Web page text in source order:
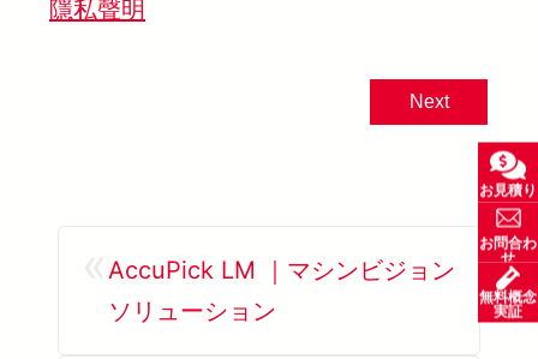
隱私聲明
Next
AccuPick LM ｜マシンビジョン
ソリューション
お見積り
お問合わ
せ
無料概念
実証